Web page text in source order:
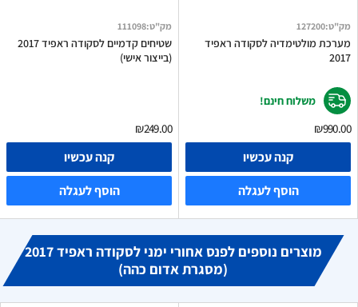
מק"ט:
111098
שטיחים קדמיים לסקודה ראפיד 2017
(בייצור אישי)
₪249.00
קנה עכשיו
הוסף לעגלה
מק"ט:
127200
מערכת מולטימדיה לסקודה ראפיד
2017
משלוח חינם!
₪990.00
קנה עכשיו
הוסף לעגלה
מוצרים נוספים לפנס אחורי ימני לסקודה ראפיד 2017
(מסגרת אדום כהה)